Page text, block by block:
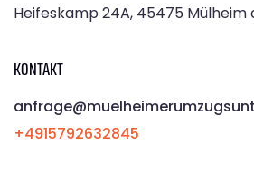
Heifeskamp 24A, 45475 Mülheim
KONTAKT
+4915792632845